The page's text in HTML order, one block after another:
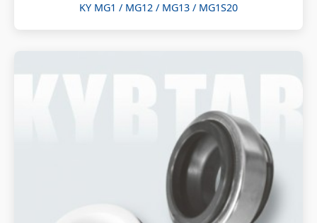
KY MG1 / MG12 / MG13 / MG1S20